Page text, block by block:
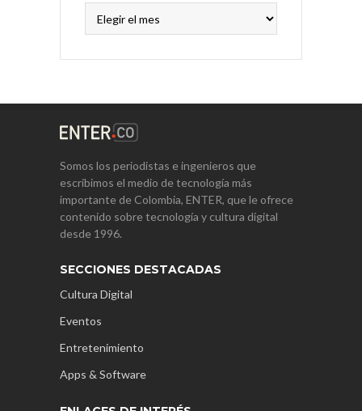
Somos los periodistas e ingenieros que
escribimos el medio de tecnología más
importante de Colombia, ENTER, que le ofrece
contenido sobre tecnología y cultura digital
desde 1996.
SECCIONES DESTACADAS
Cultura Digital
Eventos
Entretenimiento
Apps & Software